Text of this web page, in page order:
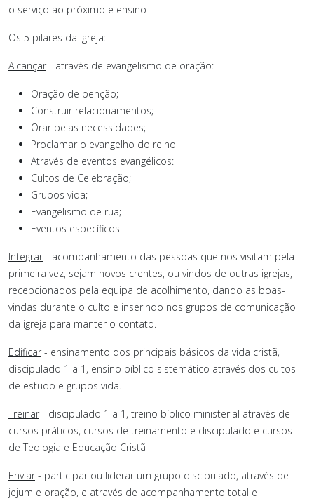
o serviço ao próximo e ensino
Os 5 pilares da igreja:
Alcançar - através de evangelismo de oração:
Oração de benção;
Construir relacionamentos;
Orar pelas necessidades;
Proclamar o evangelho do reino
Através de eventos evangélicos:
Cultos de Celebração;
Grupos vida;
Evangelismo de rua;
Eventos específicos
Integrar - acompanhamento das pessoas que nos visitam pela
primeira vez, sejam novos crentes, ou vindos de outras igrejas,
recepcionados pela equipa de acolhimento, dando as boas-
vindas durante o culto e inserindo nos grupos de comunicação
da igreja para manter o contato.
Edificar - ensinamento dos principais básicos da vida cristã,
discipulado 1 a 1, ensino bíblico sistemático através dos cultos
de estudo e grupos vida.
Treinar - discipulado 1 a 1, treino bíblico ministerial através de
cursos práticos, cursos de treinamento e discipulado e cursos
de Teologia e Educação Cristã
Enviar - participar ou liderar um grupo discipulado, através de
jejum e oração, e através de acompanhamento total e